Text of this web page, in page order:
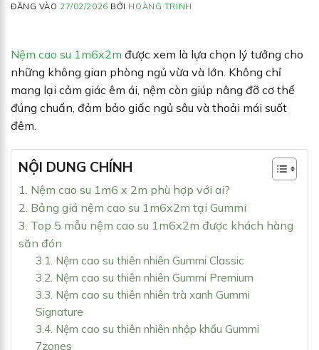
ĐĂNG VÀO 27/02/2026 BỞI HOÀNG TRINH
Nệm cao su 1m6x2m được xem là lựa chọn lý tưởng cho
những không gian phòng ngủ vừa và lớn. Không chỉ
mang lại cảm giác êm ái, nệm còn giúp nâng đỡ cơ thể
đúng chuẩn, đảm bảo giấc ngủ sâu và thoải mái suốt
đêm.
NỘI DUNG CHÍNH
1. Nệm cao su 1m6 x 2m phù hợp với ai?
2. Bảng giá nệm cao su 1m6x2m tại Gummi
3. Top 5 mẫu nệm cao su 1m6x2m được khách hàng
săn đón
3.1. Nệm cao su thiên nhiên Gummi Classic
3.2. Nệm cao su thiên nhiên Gummi Premium
3.3. Nệm cao su thiên nhiên trà xanh Gummi
Signature
3.4. Nệm cao su thiên nhiên nhập khẩu Gummi
7zones